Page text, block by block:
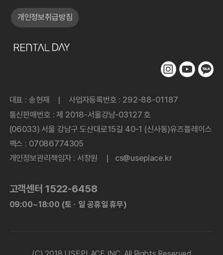
개인정보취급방침
대표 : 송현재
사업자등록번호 : 292-88-01187
통신판매번호 : 제 2018-서울강남-03127 호
(06033) 서울 강남구 도산대로15길 40-1 (신사동)유즈플레이스
팩스 : 07086774305
개인정보관리책임자 : 서창원
cs@useplace.kr
고객센터 1522-6458
09:00~18:00 (토ㆍ일 공휴일 휴무)